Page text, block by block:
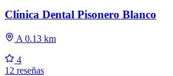
Clínica Dental Pisonero Blanco
A 0.13 km
4
12 reseñas